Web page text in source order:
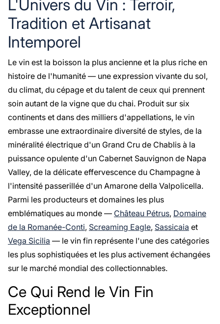
L'Univers du Vin : Terroir,
Tradition et Artisanat
Intemporel
Le vin est la boisson la plus ancienne et la plus riche en
histoire de l'humanité — une expression vivante du sol,
du climat, du cépage et du talent de ceux qui prennent
soin autant de la vigne que du chai. Produit sur six
continents et dans des milliers d'appellations, le vin
embrasse une extraordinaire diversité de styles, de la
minéralité électrique d'un Grand Cru de Chablis à la
puissance opulente d'un Cabernet Sauvignon de Napa
Valley, de la délicate effervescence du Champagne à
l'intensité passerillée d'un Amarone della Valpolicella.
Parmi les producteurs et domaines les plus
emblématiques au monde — Château Pétrus, Domaine
de la Romanée-Conti, Screaming Eagle, Sassicaia et
Vega Sicilia — le vin fin représente l'une des catégories
les plus sophistiquées et les plus activement échangées
sur le marché mondial des collectionnables.
Ce Qui Rend le Vin Fin
Exceptionnel